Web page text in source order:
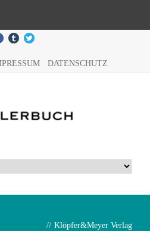
DATENSCHUTZ
// Klöpfer&Meyer Verlag